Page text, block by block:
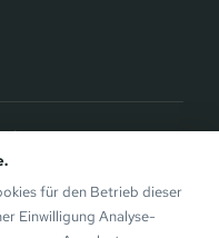
auf der Sunny Side von
Brothers.
für den Betrieb dieser
Einwilligung Analyse-